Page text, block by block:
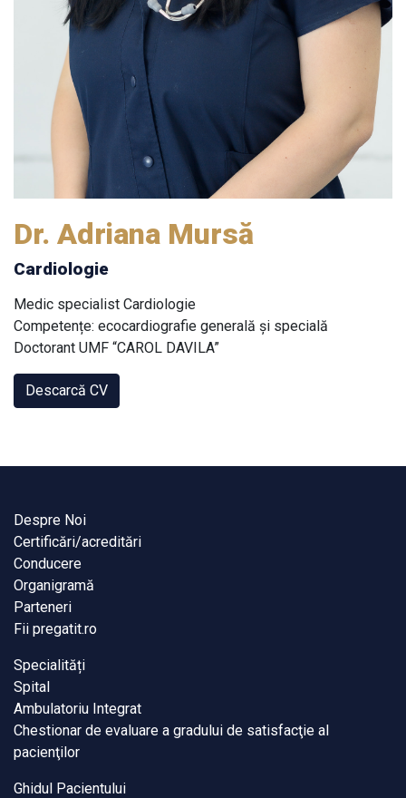
Dr. Adriana Mursă
Cardiologie
Medic specialist Cardiologie
Competențe: ecocardiografie generală și specială
Doctorant UMF “CAROL DAVILA”
Descarcă CV
Despre Noi
Certificări/acreditări
Conducere
Organigramă
Parteneri
Fii pregatit.ro
Specialități
Spital
Ambulatoriu Integrat
Chestionar de evaluare a gradului de satisfacţie al
pacienţilor
Ghidul Pacientului